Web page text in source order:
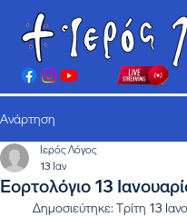
Ανάρτηση
Εορτολόγιο 13
Ιερός Λόγος
13 Ιαν
Δημοσιεύτηκε: Τρίτη 13